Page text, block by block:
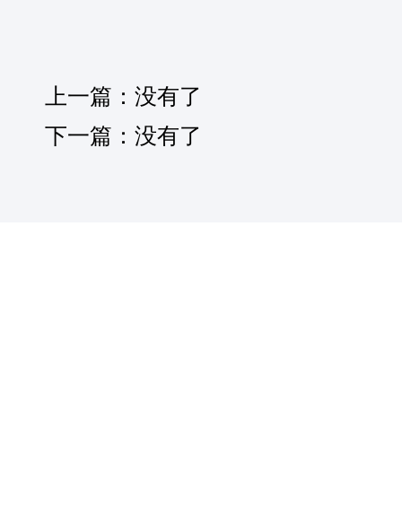
上一篇：没有了
下一篇：没有了